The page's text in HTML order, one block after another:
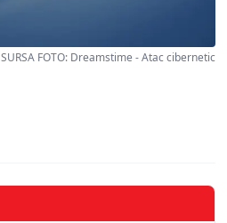
SURSA FOTO: Dreamstime - Atac cibernetic